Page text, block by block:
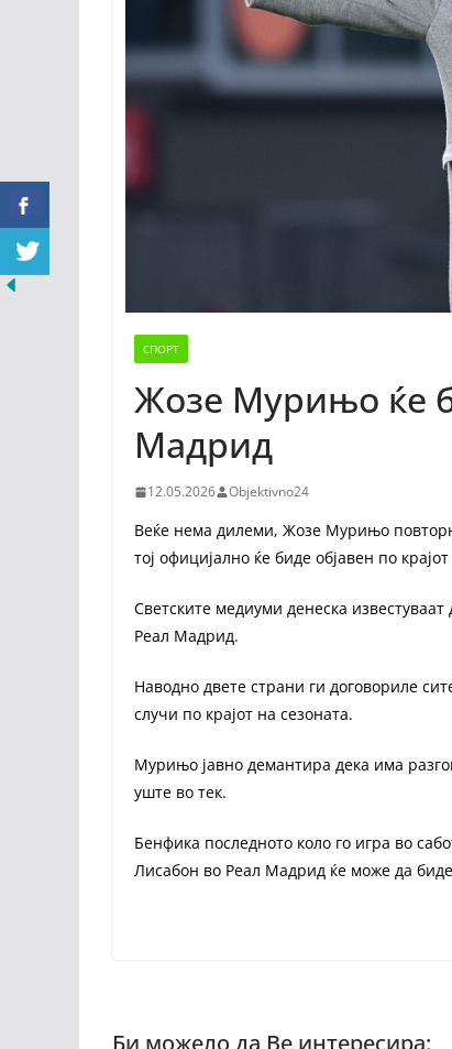
СПОРТ
Жозе Мурињо ќе
Мадрид
12.05.2026 Objektivno24
Веќе нема дилеми, Жозе Мурињо
тој официјално ќе биде објавен по
Светските медиуми денеска
Реал Мадрид.
Наводно двете страни ги договориле
случи по крајот на сезоната.
Мурињо јавно демантира дека има
уште во тек.
Бенфика последното коло го игра во
Лисабон во Реал Мадрид ќе може да